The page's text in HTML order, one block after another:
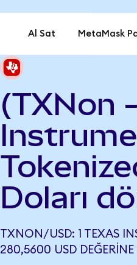
Al Sat MetaMask
(TXNon
Doları
TXNON/USD: 1 TEXAS
280,5600 USD DEĞERINE